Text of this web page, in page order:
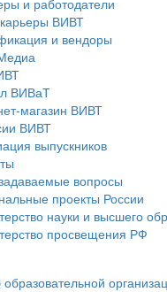
ВИВТ
и вендоры
ВИВаТ
магазин ВИВТ
ВИВТ
выпускников
вопросы
проекты России
науки и высшего
просвещения РФ